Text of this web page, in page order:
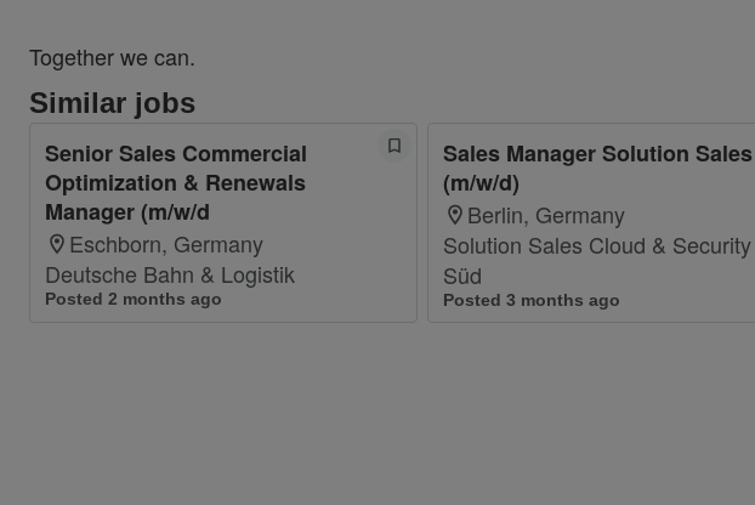
Together we can.
Similar jobs
Senior Sales Commercial
Optimization & Renewals
Manager (m/w/d
Eschborn, Germany
Deutsche Bahn & Logistik
Posted 2 months ago
Sales Manager Solution Sales
(m/w/d)
Berlin, Germany
Solution Sales Cloud & Security
Süd
Posted 3 months ago